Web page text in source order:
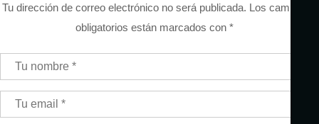
Tu dirección de correo electrónico no será publicada. Los campos
obligatorios están marcados con *